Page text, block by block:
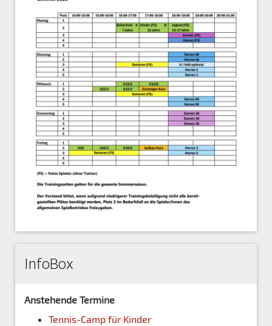
InfoBox
Anstehende Termine
Tennis-Camp für Kinder